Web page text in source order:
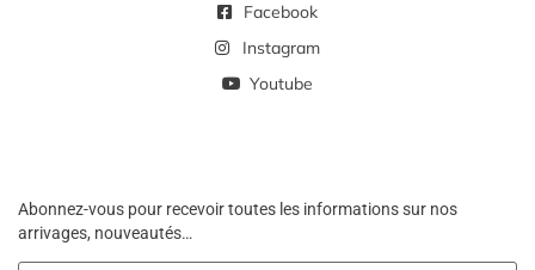
Facebook
Instagram
Youtube
Abonnez-vous pour recevoir toutes les informations sur nos
arrivages, nouveautés…